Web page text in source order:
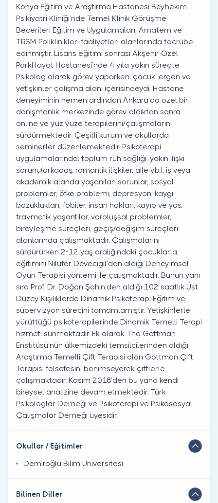
Konya Eğitim ve Araştırma Hastanesi Beyhekim
Psikiyatri Kliniği’nde Temel Klinik Görüşme
Becerileri Eğitim ve Uygulamaları, Amatem ve
TRSM Poliklinikleri faaliyetleri alanlarında tecrübe
edinmiştir. Lisans eğitimi sonrası Akşehir Özel
ParkHayat Hastanesi’nde 4 yıla yakın süreçte
Psikolog olarak görev yaparken; çocuk, ergen ve
yetişkinler çalışma alanı içerisindeydi. Hastane
deneyiminin hemen ardından Ankara’da özel bir
danışmanlık merkezinde görev aldıktan sonra
online ve yüz yüze terapilerini/çalışmalarını
sürdürmektedir. Çeşitli kurum ve okullarda
seminerler düzenlemektedir. Psikoterapi
uygulamalarında; toplum ruh sağlığı, yakın ilişki
sorunu(arkadaş, romantik ilişkiler, aile vb.), iş veya
akademik alanda yaşanılan sorunlar, sosyal
problemler, öfke problemi, depresyon, kaygı
bozuklukları, fobiler, insan hakları, kayıp ve yas,
travmatik yaşantılar, varoluşsal problemler,
bireyleşme süreçleri, geçiş/değişim süreçleri
alanlarında çalışmaktadır. Çalışmalarını
sürdürürken 2-12 yaş aralığındaki çocuklarla,
eğitimini Nilüfer Devecigil’den aldığı Deneyimsel
Oyun Terapisi yöntemi ile çalışmaktadır. Bunun yanı
sıra Prof. Dr. Doğan Şahin’den aldığı 102 saatlik Üst
Düzey Kişiliklerde Dinamik Psikoterapi Eğitim ve
süpervizyon sürecini tamamlamıştır. Yetişkinlerle
yürüttüğü psikoterapilerinde Dinamik Temelli Terapi
hizmeti sunmaktadır. Ek olarak The Gottman
Enstitüsü’nün ülkemizdeki temsilcilerinden aldığı
Araştırma Temelli Çift Terapisi olan Gottman Çift
Terapisi felsefesini benimseyerek çiftlerle
çalışmaktadır. Kasım 2018’den bu yana kendi
bireysel analizine devam etmektedir. Türk
Psikologlar Derneği ve Psikoterapi ve Psikososyal
Çalışmalar Derneği üyesidir.
Okullar / Eğitimler
Demiroğlu Bilim Üniversitesi
Bilinen Diller